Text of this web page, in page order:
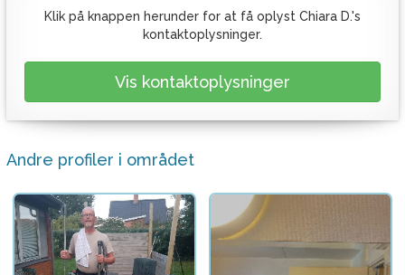
Klik på knappen herunder for at få oplyst Chiara D.'s
kontaktoplysninger.
Vis kontaktoplysninger
Andre profiler i området